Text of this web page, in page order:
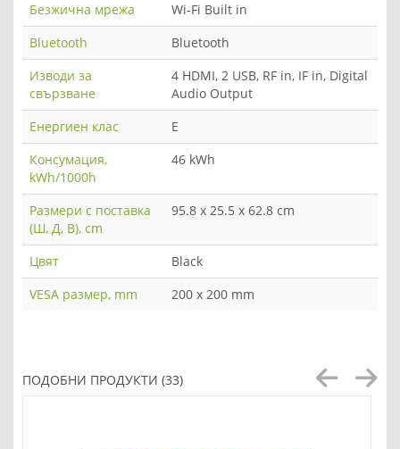
Безжична мрежа
Wi-Fi Built in
Bluetooth
Bluetooth
Изводи за
свързване
4 HDMI, 2 USB, RF in, IF in, Digital
Audio Output
Енергиен клас
E
Консумация,
kWh/1000h
46 kWh
Размери с поставка
(Ш, Д, В), cm
95.8 x 25.5 x 62.8 cm
Цвят
Black
VESA размер, mm
200 x 200 mm
ПОДОБНИ ПРОДУКТИ (33)